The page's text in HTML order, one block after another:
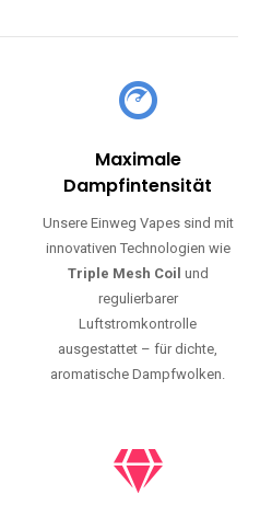
Maximale
Dampfintensität
Unsere Einweg Vapes sind mit
innovativen Technologien wie
Triple Mesh Coil und
regulierbarer
Luftstromkontrolle
ausgestattet – für dichte,
aromatische Dampfwolken.